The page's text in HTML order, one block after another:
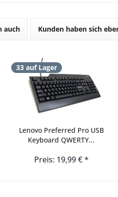
auch Kunden haben sich
33 auf Lager
Lenovo Preferred Pro USB
Keyboard QWERTY...
Preis: 19,99 € *